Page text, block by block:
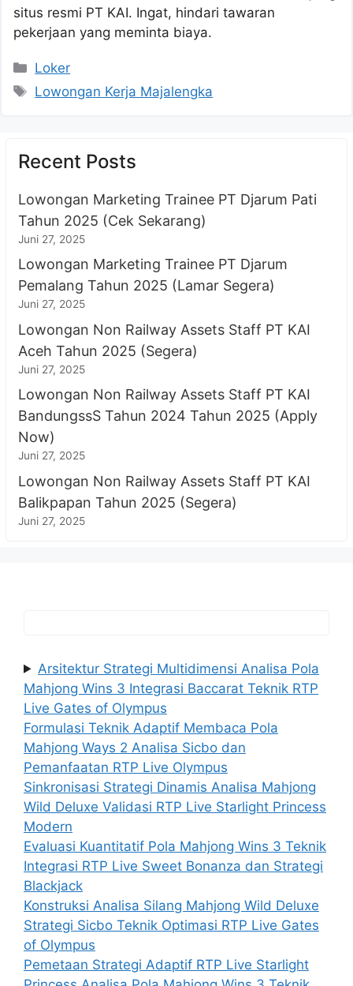
situs resmi PT KAI. Ingat, hindari tawaran
pekerjaan yang meminta biaya.
Kategori
Loker
Tag
Lowongan Kerja Majalengka
Recent Posts
Lowongan Marketing Trainee PT Djarum Pati
Tahun 2025 (Cek Sekarang)
Juni 27, 2025
Lowongan Marketing Trainee PT Djarum
Pemalang Tahun 2025 (Lamar Segera)
Juni 27, 2025
Lowongan Non Railway Assets Staff PT KAI
Aceh Tahun 2025 (Segera)
Juni 27, 2025
Lowongan Non Railway Assets Staff PT KAI
BandungssS Tahun 2024 Tahun 2025 (Apply
Now)
Juni 27, 2025
Lowongan Non Railway Assets Staff PT KAI
Balikpapan Tahun 2025 (Segera)
Juni 27, 2025
Arsitektur Strategi Multidimensi Analisa Pola
Mahjong Wins 3 Integrasi Baccarat Teknik RTP
Live Gates of Olympus
Formulasi Teknik Adaptif Membaca Pola
Mahjong Ways 2 Analisa Sicbo dan
Pemanfaatan RTP Live Olympus
Sinkronisasi Strategi Dinamis Analisa Mahjong
Wild Deluxe Validasi RTP Live Starlight Princess
Modern
Evaluasi Kuantitatif Pola Mahjong Wins 3 Teknik
Integrasi RTP Live Sweet Bonanza dan Strategi
Blackjack
Konstruksi Analisa Silang Mahjong Wild Deluxe
Strategi Sicbo Teknik Optimasi RTP Live Gates
of Olympus
Pemetaan Strategi Adaptif RTP Live Starlight